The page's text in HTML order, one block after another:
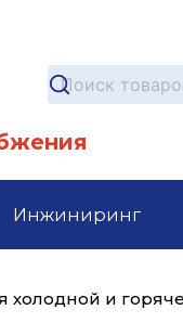
Инжиниринг
холодной и